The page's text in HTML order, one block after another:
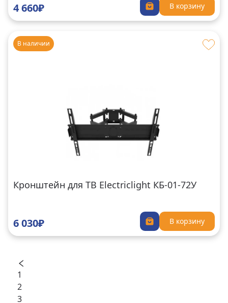
4 660₽ В корзину
В наличии
Кронштейн для ТВ Electriclight КБ-01-72У
6 030₽ В корзину
1
2
3